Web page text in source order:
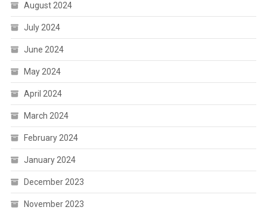
August 2024
July 2024
June 2024
May 2024
April 2024
March 2024
February 2024
January 2024
December 2023
November 2023